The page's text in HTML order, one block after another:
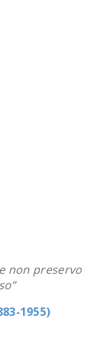
non preservo
1955)